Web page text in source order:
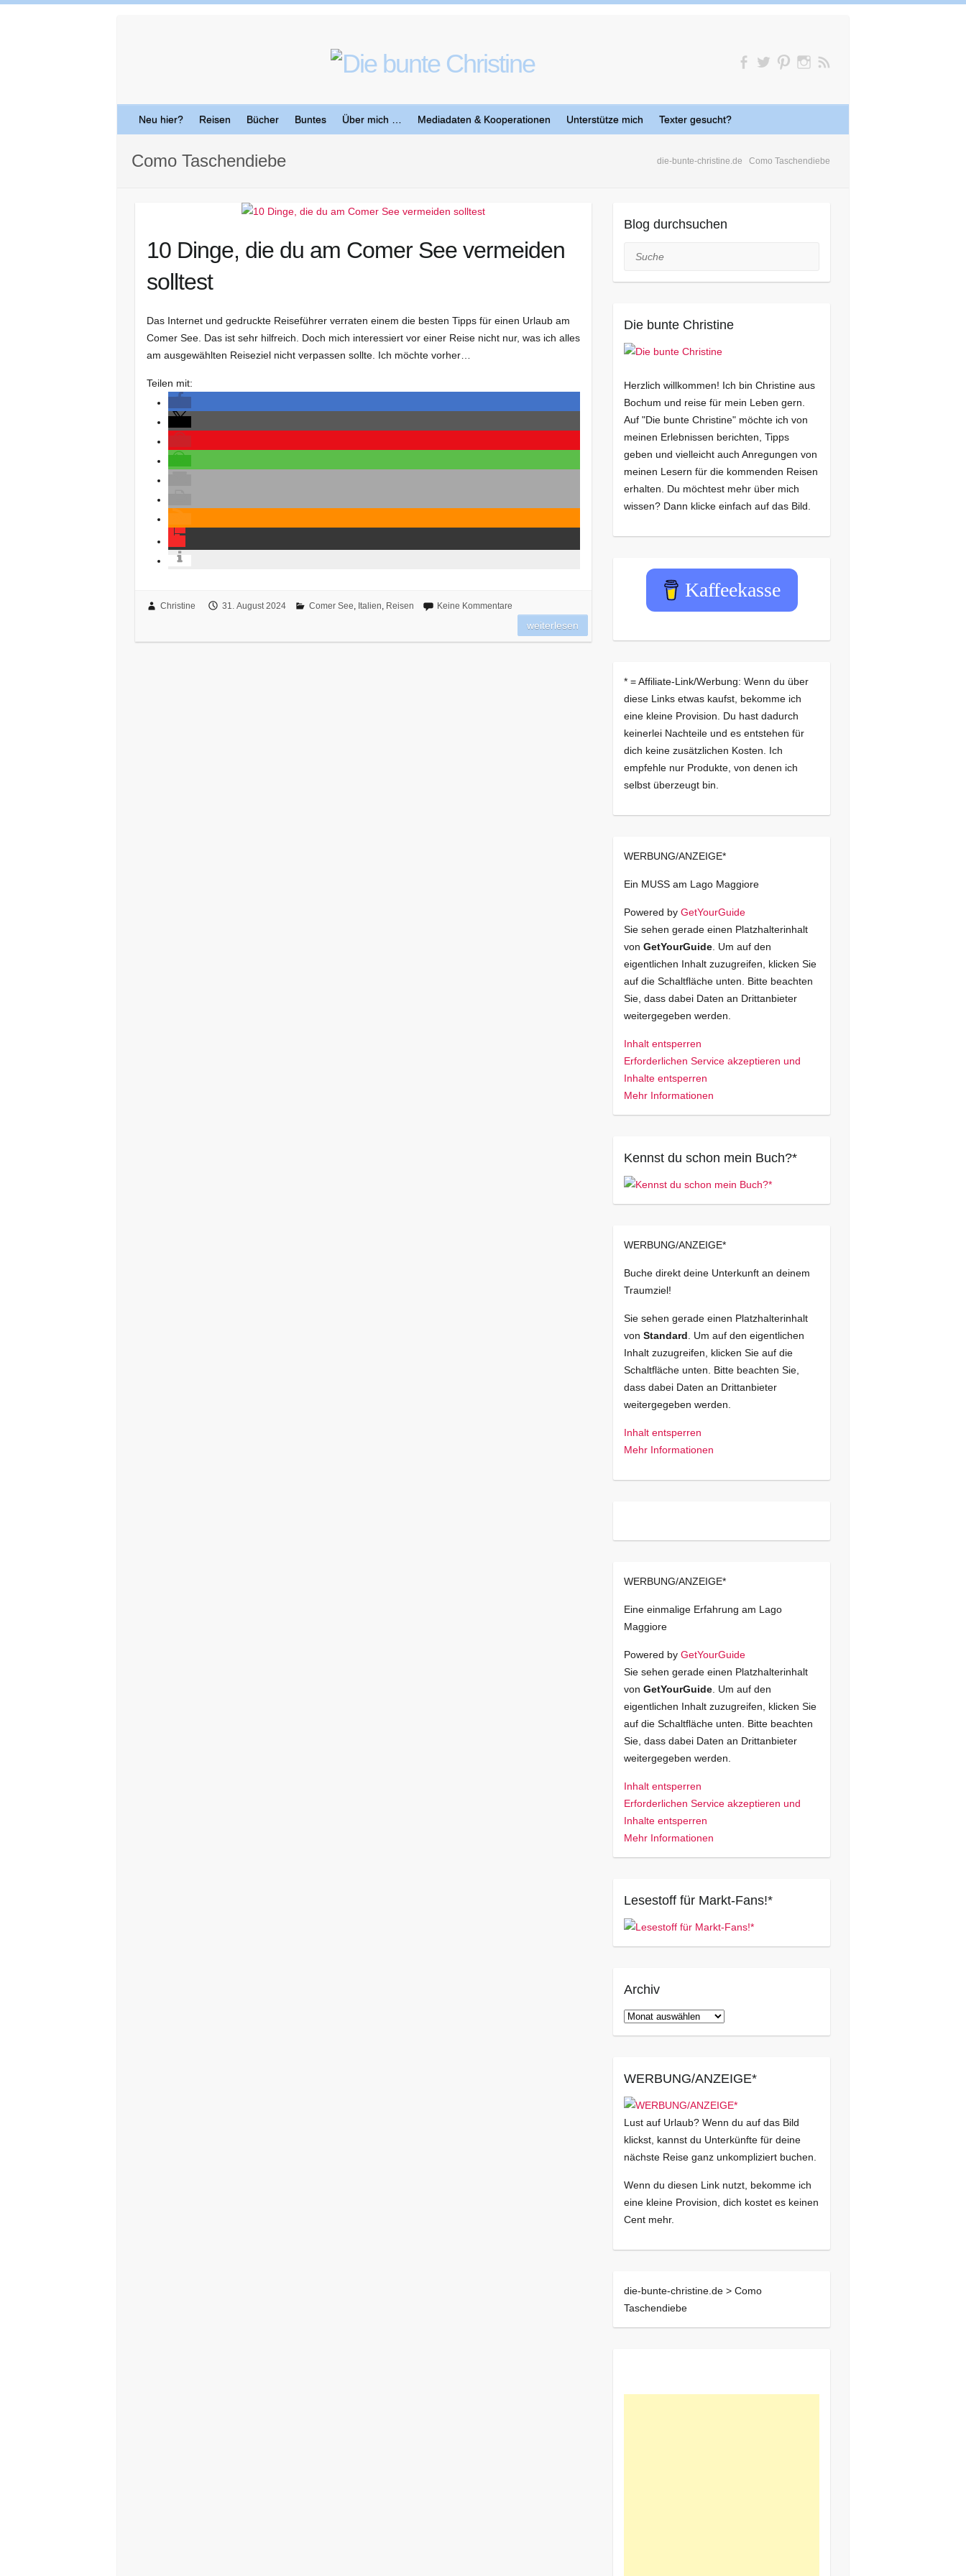
Neu hier? Reisen Bücher Buntes Über mich … Mediadaten & Kooperationen Unterstütze mich Texter gesucht?
die-bunte-christine.de Como Taschendiebe
Como Taschendiebe
10 Dinge, die du am Comer See vermeiden
solltest
Das Internet und gedruckte Reiseführer verraten einem die besten Tipps für einen Urlaub am
Comer See. Das ist sehr hilfreich. Doch mich interessiert vor einer Reise nicht nur, was ich alles
am ausgewählten Reiseziel nicht verpassen sollte. Ich möchte vorher…
Teilen mit:
Christine 31. August 2024 Comer See, Italien, Reisen Keine Kommentare
weiterlesen
Blog durchsuchen
Suche
Die bunte Christine
Herzlich willkommen! Ich bin Christine aus
Bochum und reise für mein Leben gern.
Auf "Die bunte Christine" möchte ich von
meinen Erlebnissen berichten, Tipps
geben und vielleicht auch Anregungen von
meinen Lesern für die kommenden Reisen
erhalten. Du möchtest mehr über mich
wissen? Dann klicke einfach auf das Bild.
Kaffeekasse
* = Affiliate-Link/Werbung: Wenn du über
diese Links etwas kaufst, bekomme ich
eine kleine Provision. Du hast dadurch
keinerlei Nachteile und es entstehen für
dich keine zusätzlichen Kosten. Ich
empfehle nur Produkte, von denen ich
selbst überzeugt bin.
WERBUNG/ANZEIGE*
Ein MUSS am Lago Maggiore
Powered by GetYourGuide
Sie sehen gerade einen Platzhalterinhalt
von GetYourGuide. Um auf den
eigentlichen Inhalt zuzugreifen, klicken Sie
auf die Schaltfläche unten. Bitte beachten
Sie, dass dabei Daten an Drittanbieter
weitergegeben werden.
Inhalt entsperren
Erforderlichen Service akzeptieren und
Inhalte entsperren
Mehr Informationen
Kennst du schon mein Buch?*
WERBUNG/ANZEIGE*
Buche direkt deine Unterkunft an deinem
Traumziel!
Sie sehen gerade einen Platzhalterinhalt
von Standard . Um auf den eigentlichen
Inhalt zuzugreifen, klicken Sie auf die
Schaltfläche unten. Bitte beachten Sie,
dass dabei Daten an Drittanbieter
weitergegeben werden.
Inhalt entsperren
Mehr Informationen
WERBUNG/ANZEIGE*
Eine einmalige Erfahrung am Lago
Maggiore
Powered by GetYourGuide
Sie sehen gerade einen Platzhalterinhalt
von GetYourGuide. Um auf den
eigentlichen Inhalt zuzugreifen, klicken Sie
auf die Schaltfläche unten. Bitte beachten
Sie, dass dabei Daten an Drittanbieter
weitergegeben werden.
Inhalt entsperren
Erforderlichen Service akzeptieren und
Inhalte entsperren
Mehr Informationen
Lesestoff für Markt-Fans!*
Archiv
Archiv
WERBUNG/ANZEIGE*
Lust auf Urlaub? Wenn du auf das Bild
klickst, kannst du Unterkünfte für deine
nächste Reise ganz unkompliziert buchen.
Wenn du diesen Link nutzt, bekomme ich
eine kleine Provision, dich kostet es keinen
Cent mehr.
die-bunte-christine.de > Como
Taschendiebe